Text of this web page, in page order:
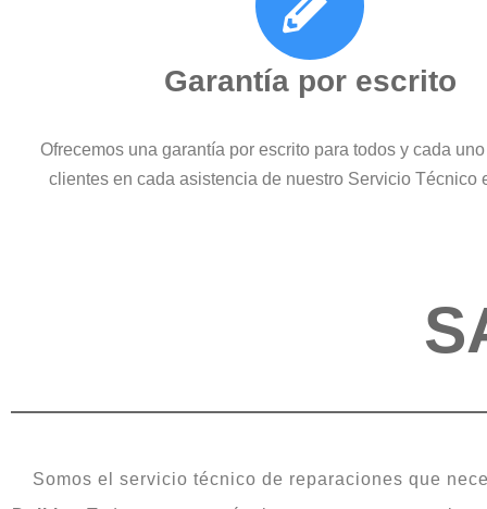
Garantía por escrito
Ofrecemos una garantía por escrito para todos y cada
clientes en cada asistencia de nuestro Servicio Técnico
Somos el servicio técnico de reparaciones que